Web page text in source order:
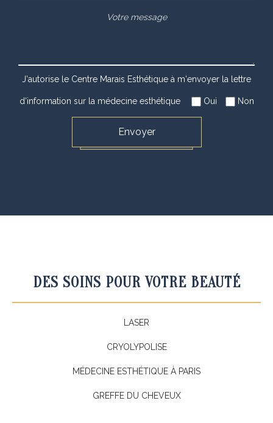
J'autorise le Centre Marais Esthétique à m'envoyer la lettre
d'information sur la médecine esthétique Oui Non
DES SOINS POUR VOTRE BEAUTÉ
LASER
CRYOLYPOLISE
MÉDECINE ESTHÉTIQUE À PARIS
GREFFE DU CHEVEUX